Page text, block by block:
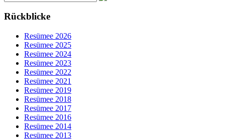
Rückblicke
Resümee 2026
Resümee 2025
Resümee 2024
Resümee 2023
Resümee 2022
Resümee 2021
Resümee 2019
Resümee 2018
Resümee 2017
Resümee 2016
Resümee 2014
Resümee 2013